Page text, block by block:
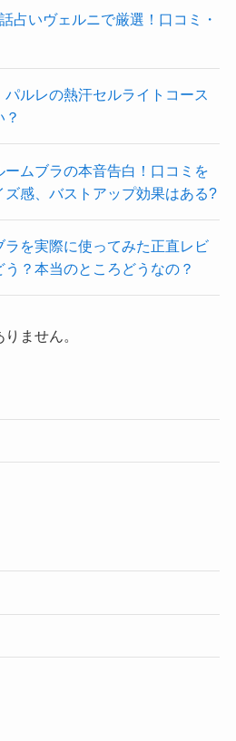
占いヴェルニで厳選！口コミ・
パルレの熱汗セルライトコース
ームブラの本音告白！口コミを
感、バストアップ効果はある?
ラを実際に使ってみた正直レビ
？本当のところどうなの？
ません。